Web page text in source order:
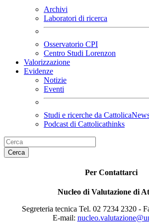
Archivi
Laboratori di ricerca
Osservatorio CPI
Centro Studi Lorenzon
Valorizzazione
Evidenze
Notizie
Eventi
Studi e ricerche da
Podcast di Cattolicathinks
Cerca
Per Contattarci
Nucleo di Valutazione di
Segreteria tecnica Tel. 02 7234 2320 -
E-mail: